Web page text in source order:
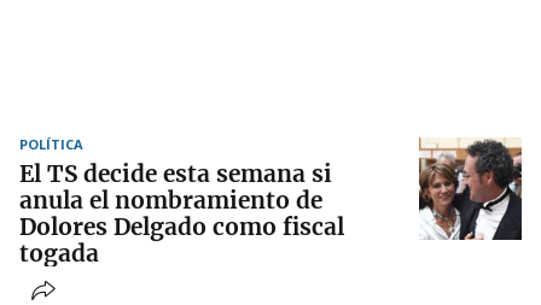
POLÍTICA
El TS decide esta semana si
anula el nombramiento de
Dolores Delgado como fiscal
togada